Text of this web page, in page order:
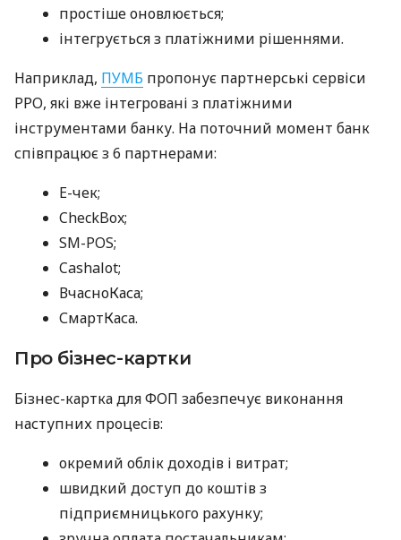
простіше оновлюється;
інтегрується з платіжними рішеннями.
Наприклад, ПУМБ пропонує партнерські сервіси
РРО, які вже інтегровані з платіжними
інструментами банку. На поточний момент банк
співпрацює з 6 партнерами:
E-чек;
CheckBox;
SM-POS;
Cashalot;
ВчасноКаса;
СмартКаса.
Про бізнес-картки
Бізнес-картка для ФОП забезпечує виконання
наступних процесів:
окремий облік доходів і витрат;
швидкий доступ до коштів з
підприємницького рахунку;